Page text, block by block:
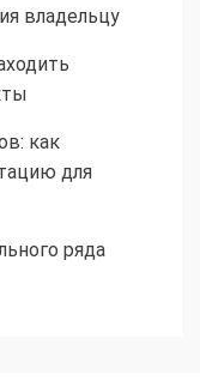
владельцу
как
для
ряда